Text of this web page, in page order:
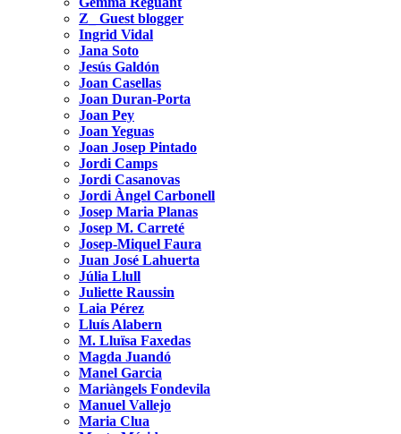
Z_ Guest blogger
Ingrid Vidal
Jana Soto
Jesús Galdón
Joan Casellas
Joan Duran-Porta
Joan Pey
Joan Yeguas
Joan Josep Pintado
Jordi Camps
Jordi Casanovas
Jordi Àngel Carbonell
Josep Maria Planas
Josep M. Carreté
Josep-Miquel Faura
Juan José Lahuerta
Júlia Llull
Juliette Raussin
Laia Pérez
Lluís Alabern
M. Lluïsa Faxedas
Magda Juandó
Manel Garcia
Mariàngels Fondevila
Manuel Vallejo
Maria Clua